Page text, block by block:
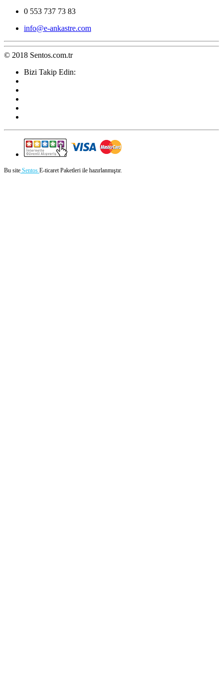
0 553 737 73 83
info@e-ankastre.com
© 2018 Sentos.com.tr
Bizi Takip Edin:
Bu site Sentos E-ticaret Paketleri ile hazırlanmıştır.